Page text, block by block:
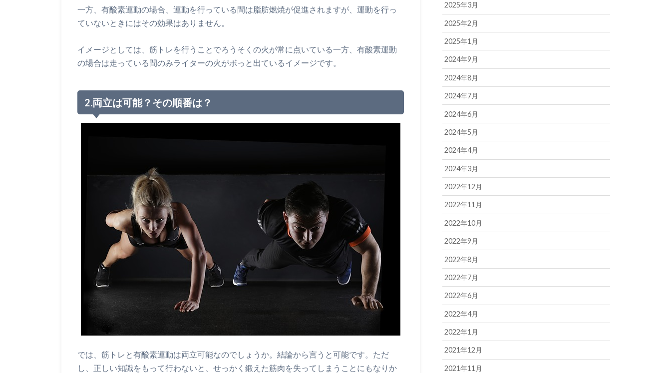
一方、有酸素運動の場合、運動を行っている間は脂肪燃焼が促進されますが、運動を行っ
ていないときにはその効果はありません。
イメージとしては、筋トレを行うことでろうそくの火が常に点いている一方、有酸素運動
の場合は走っている間のみライターの火がボっと出ているイメージです。
2.両立は可能？その順番は？
では、筋トレと有酸素運動は両立可能なのでしょうか。結論から言うと可能です。ただ
し、正しい知識をもって行わないと、せっかく鍛えた筋肉を失ってしまうことにもなりか
2025年3月
2025年2月
2025年1月
2024年9月
2024年8月
2024年7月
2024年6月
2024年5月
2024年4月
2024年3月
2022年12月
2022年11月
2022年10月
2022年9月
2022年8月
2022年7月
2022年6月
2022年4月
2022年1月
2021年12月
2021年11月